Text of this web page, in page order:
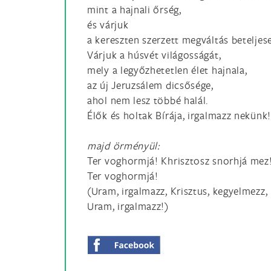
mint a hajnali őrség,
és várjuk
a kereszten szerzett megváltás
Várjuk a húsvét világosságát,
mely a legyőzhetetlen élet hajnala,
az új Jeruzsálem dicsősége,
ahol nem lesz többé halál.
Élők és holtak Bírája, irgalmazz nekünk!
majd örményül:
Ter voghormjá! Khrisztosz snorhjá mez!
Ter voghormjá!
(Uram, irgalmazz, Krisztus, kegyelmezz,
Uram, irgalmazz!)